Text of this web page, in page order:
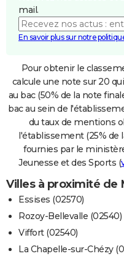
mail.
En savoir plus sur notre
Pour obtenir le
calcule une note sur 20
au bac (50% de la note
bac au sein de
du taux de mentions
l'établissement (25% de
fournies par le
Jeunesse et des Sports (
Villes à proximité de
Essises (02570)
Rozoy-Bellevalle (02540)
Viffort (02540)
La Chapelle-sur-Chézy